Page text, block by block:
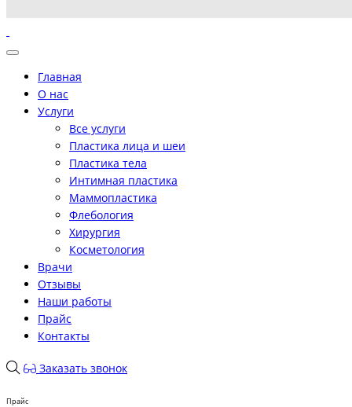
Главная
О нас
Услуги
Все услуги
Пластика лица и шеи
Пластика тела
Интимная пластика
Маммопластика
Флебология
Хирургия
Косметология
Врачи
Отзывы
Наши работы
Прайс
Контакты
Заказать звонок
Прайс